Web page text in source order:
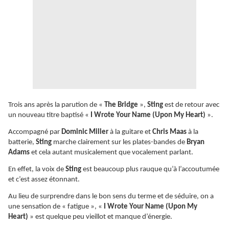
Trois ans après la parution de « The Bridge », Sting est de retour avec
un nouveau titre baptisé « I Wrote Your Name (Upon My Heart) ».
Accompagné par Dominic Miller à la guitare et Chris Maas à la
batterie, Sting marche clairement sur les plates-bandes de Bryan
Adams et cela autant musicalement que vocalement parlant.
En effet, la voix de Sting est beaucoup plus rauque qu’à l’accoutumée
et c’est assez étonnant.
Au lieu de surprendre dans le bon sens du terme et de séduire, on a
une sensation de « fatigue », « I Wrote Your Name (Upon My
Heart) » est quelque peu vieillot et manque d’énergie.